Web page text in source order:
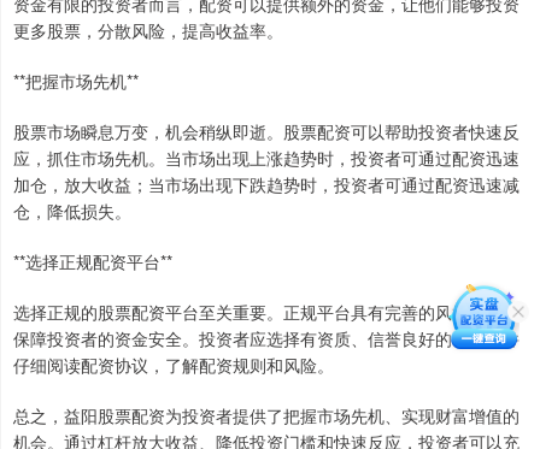
更多股票，分散风险，提高收益率。
**把握市场先机**
股票市场瞬息万变，机会稍纵即逝。股票配资可以帮助投资者快速反
应，抓住市场先机。当市场出现上涨趋势时，投资者可通过配资迅速
加仓，放大收益；当市场出现下跌趋势时，投资者可通过配资迅速减
仓，降低损失。
**选择正规配资平台**
选择正规的股票配资平台至关重要。正规平台具有完善的风控体系，
保障投资者的资金安全。投资者应选择有资质、信誉良好的平台，并
仔细阅读配资协议，了解配资规则和风险。
总之，益阳股票配资为投资者提供了把握市场先机、实现财富增值的
机会。通过杠杆放大收益、降低投资门槛和快速反应，投资者可以充